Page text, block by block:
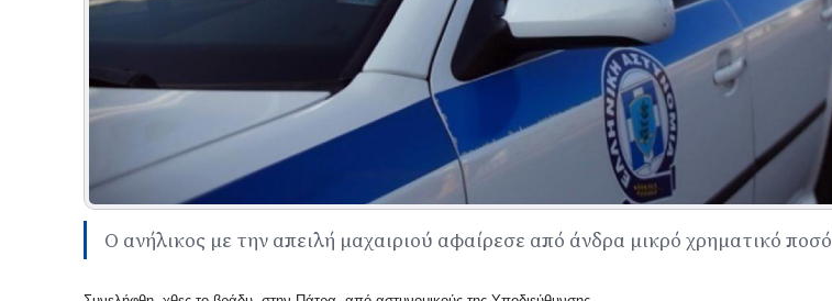
Ο ανήλικος με την απειλή μαχαιριού αφαίρεσε από άνδρα μικρό χρηματικό ποσό